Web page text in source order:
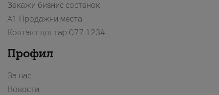
Закажи бизнис состанок
A1 Продажни места
Контакт центар 077 1234
Профил
За нас
Новости